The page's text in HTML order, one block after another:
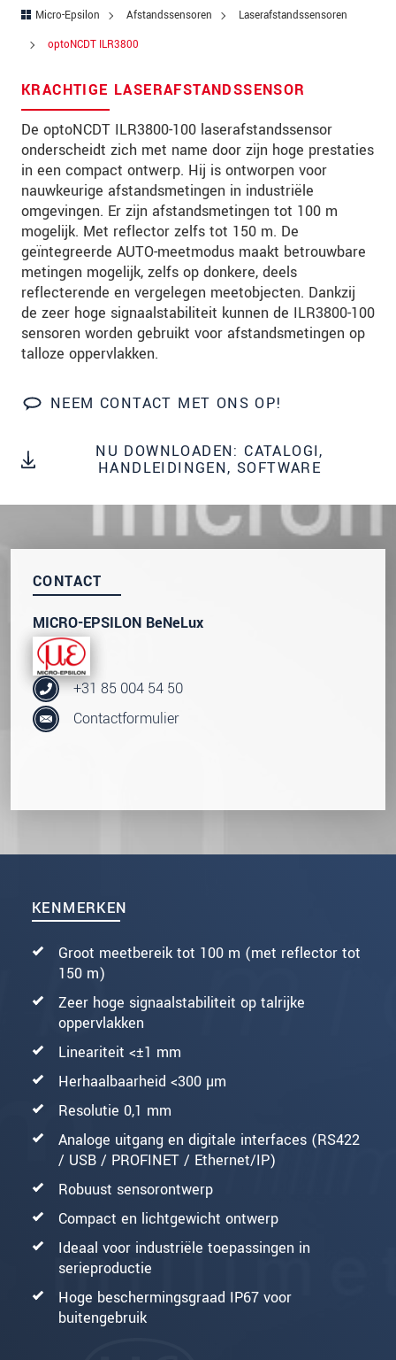
Micro-Epsilon Afstandssensoren
Laserafstandssensoren
optoNCDT ILR3800
KRACHTIGE LASERAFSTANDSSENSOR
De optoNCDT ILR3800-100 laserafstandssensor
onderscheidt zich met name door zijn hoge prestaties
in een compact ontwerp. Hij is ontworpen voor
nauwkeurige afstandsmetingen in industriële
omgevingen. Er zijn afstandsmetingen tot 100 m
mogelijk. Met reflector zelfs tot 150 m. De
geïntegreerde AUTO-meetmodus maakt betrouwbare
metingen mogelijk, zelfs op donkere, deels
reflecterende en vergelegen meetobjecten. Dankzij
de zeer hoge signaalstabiliteit kunnen de ILR3800-100
sensoren worden gebruikt voor afstandsmetingen op
talloze oppervlakken.
NEEM CONTACT MET ONS OP!
NU DOWNLOADEN: CATALOGI,
HANDLEIDINGEN, SOFTWARE
KENMERKEN
Groot meetbereik tot 100 m (met reflector tot
150 m)
Zeer hoge signaalstabiliteit op talrijke
oppervlakken
Lineariteit <±1 mm
Herhaalbaarheid <300 µm
Resolutie 0,1 mm
Analoge uitgang en digitale interfaces (RS422
/ USB / PROFINET / Ethernet/IP)
Robuust sensorontwerp
Compact en lichtgewicht ontwerp
Ideaal voor industriële toepassingen in
serieproductie
Hoge beschermingsgraad IP67 voor
buitengebruik
CONTACT
MICRO-EPSILON BeNeLux
+31 85 004 54 50
Contactformulier
Postcode
Plaats*
Land*
Telefoon
E-mail*
Bericht*
Houd mij op de hoogte van
productinnovaties via e-mail.
* Verplichte velden
onzePrivacyverklaring
BERICHT VERZENDEN